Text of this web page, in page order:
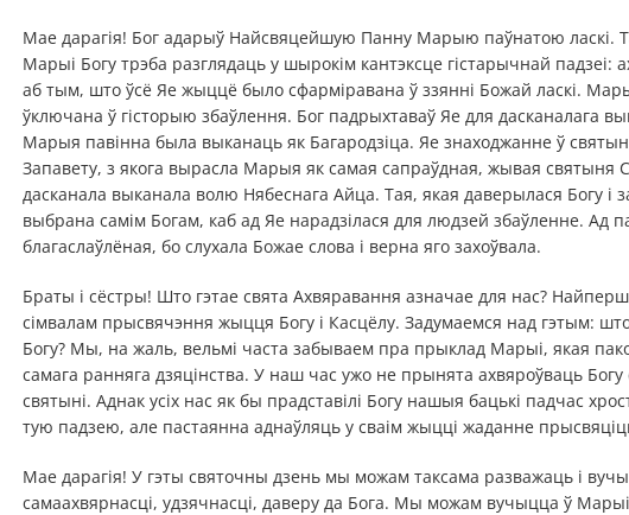
Мае дарагія! Бог адарыў Найсвяцейшую Панну Марыю паўнатою ласкі.
Марыі Богу трэба разглядаць у шырокім кантэксце гістарычнай
аб тым, што ўсё Яе жыццё было сфарміравана ў ззянні Божай ласкі.
ўключана ў гісторыю збаўлення. Бог падрыхтаваў Яе для дасканалага
Марыя павінна была выканаць як Багародзіца. Яе знаходжанне ў
Запавету, з якога вырасла Марыя як самая сапраўдная, жывая
дасканала выканала волю Нябеснага Айца. Тая, якая даверылася Богу
выбрана самім Богам, каб ад Яе нарадзілася для людзей збаўленне.
благаслаўлёная, бо слухала Божае слова і верна яго захоўвала.
Браты і сёстры! Што гэтае свята Ахвяравання азначае для нас?
сімвалам прысвячэння жыцця Богу і Касцёлу. Задумаемся над гэтым:
Богу? Мы, на жаль, вельмі часта забываем пра прыклад Марыі, якая
самага ранняга дзяцінства. У наш час ужо не прынята ахвяроўваць Богу
святыні. Аднак усіх нас як бы прадставілі Богу нашыя бацькі падчас
тую падзею, але пастаянна аднаўляць у сваім жыцці жаданне
Мае дарагія! У гэты святочны дзень мы можам таксама разважаць і
самаахвярнасці, удзячнасці, даверу да Бога. Мы можам вучыцца ў